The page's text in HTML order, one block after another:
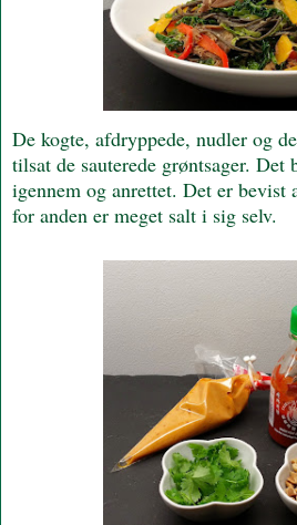
De kogte, afdryppede, nudler og
tilsat de sauterede grøntsager. Det
igennem og anrettet. Det er bevist
for anden er meget salt i sig selv.